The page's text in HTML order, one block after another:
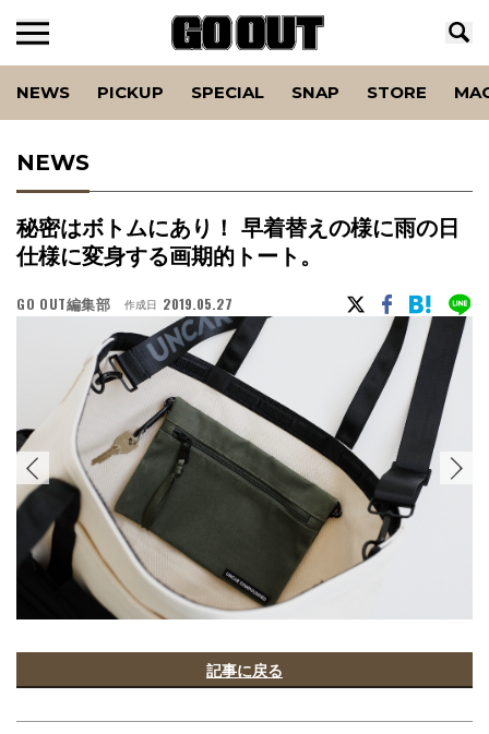
NEWS PICKUP SPECIAL SNAP STORE
NEWS
秘密はボトムにあり！ 早着替えの様に雨の日
仕様に変身する画期的トート。
GO OUT編集部 作成日 2019.05.27
記事に戻る